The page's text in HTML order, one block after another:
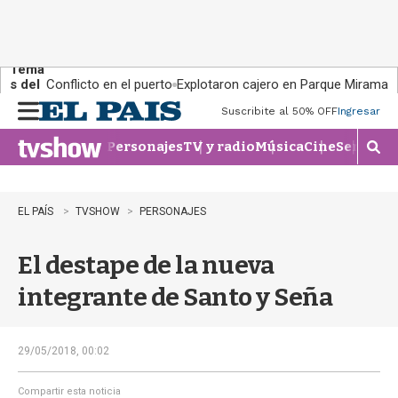
Tema
s del
día:
Conflicto en el puerto Explotaron cajero en Parque Miramar
n
u
Suscribite al 50% OFFIngresar
PersonajesTV y radioMúsicaCineSeries
M
o
e
EL PAÍS TVSHOW PERSONAJES
El destape de la nueva
integrante de Santo y Seña
29/05/2018, 00:02
Compartir esta noticia